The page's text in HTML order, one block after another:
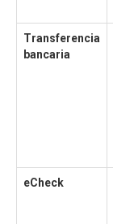
Transferencia
bancaria
eCheck